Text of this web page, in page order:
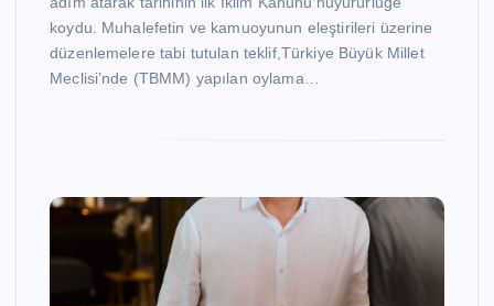
koydu. Muhalefetin ve kamuoyunun eleştirileri üzerine
düzenlemelere tabi tutulan teklif,Türkiye Büyük Millet
Meclisi’nde (TBMM) yapılan oylama…